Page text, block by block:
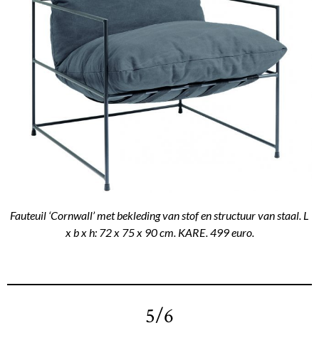
Fauteuil ‘Cornwall’ met bekleding van stof en structuur van staal. L
x b x h: 72 x 75 x 90 cm. KARE. 499 euro.
5/6